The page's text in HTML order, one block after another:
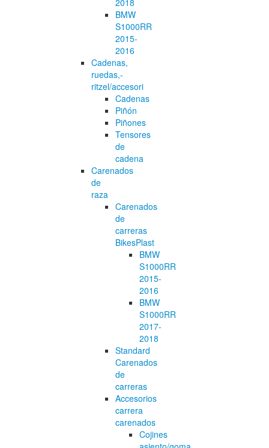
BMW
S1000RR
2015-
2016
Cadenas,
ruedas,-
ritzel/accesori
Cadenas
Piñón
Piñones
Tensores
de
cadena
Carenados
de
raza
Carenados
de
carreras
BikesPlast
BMW
S1000RR
2015-
2016
BMW
S1000RR
2017-
2018
Standard
Carenados
de
carreras
Accesorios
carrera
carenados
Cojines